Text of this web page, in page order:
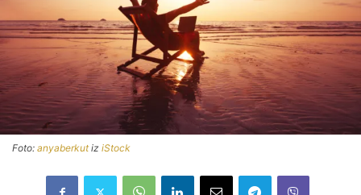
Foto: anyaberkutiz iStock